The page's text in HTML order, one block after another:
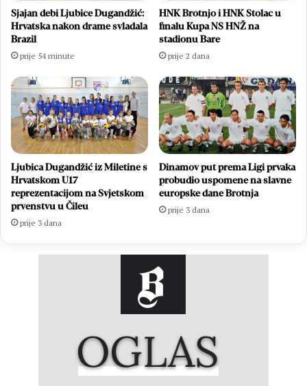
Sjajan debi Ljubice Dugandžić:
Hrvatska nakon drame svladala
Brazil
prije 54 minute
HNK Brotnjo i HNK Stolac u
finalu Kupa NS HNŽ na
stadionu Bare
prije 2 dana
Ljubica Dugandžić iz Miletine s
Hrvatskom U17
reprezentacijom na Svjetskom
prvenstvu u Čileu
prije 3 dana
Dinamov put prema Ligi prvaka
probudio uspomene na slavne
europske dane Brotnja
prije 3 dana